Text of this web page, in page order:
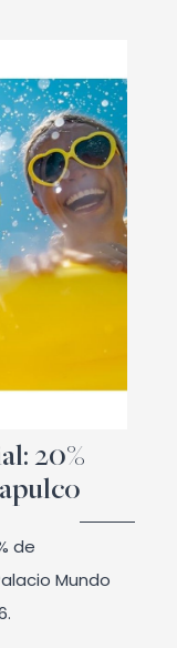
20%
de
Mundo